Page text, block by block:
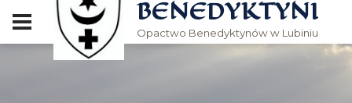
BENEDYKTYNI
Opactwo Benedyktynów w Lubiniu